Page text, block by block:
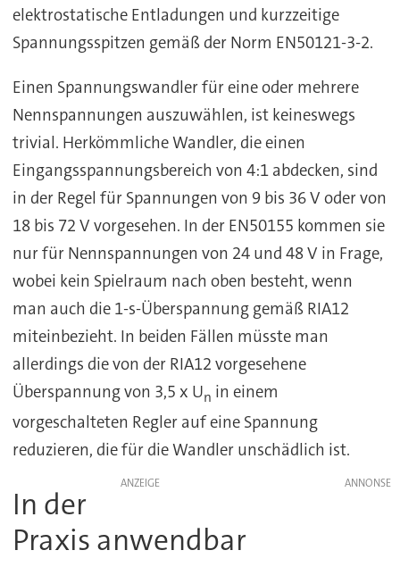
elektrostatische Entladungen und kurzzeitige
Spannungsspitzen gemäß der Norm EN50121-3-2.
Einen Spannungswandler für eine oder mehrere
Nennspannungen auszuwählen, ist keineswegs
trivial. Herkömmliche Wandler, die einen
Eingangsspannungsbereich von 4:1 abdecken, sind
in der Regel für Spannungen von 9 bis 36 V oder von
18 bis 72 V vorgesehen. In der EN50155 kommen sie
nur für Nennspannungen von 24 und 48 V in Frage,
wobei kein Spielraum nach oben besteht, wenn
man auch die 1-s-Überspannung gemäß RIA12
miteinbezieht. In beiden Fällen müsste man
allerdings die von der RIA12 vorgesehene
Überspannung von 3,5 x Un in einem
vorgeschalteten Regler auf eine Spannung
reduzieren, die für die Wandler unschädlich ist.
ANZEIGE
In der
Praxis anwendbar